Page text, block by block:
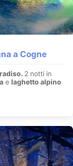
a Cogne
2 notti in
e laghetto alpino